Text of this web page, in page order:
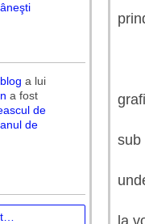
sub
la
a lui
a fost
de
de